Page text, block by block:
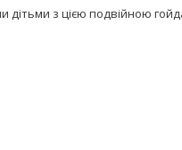
дітьми з цією подвійною